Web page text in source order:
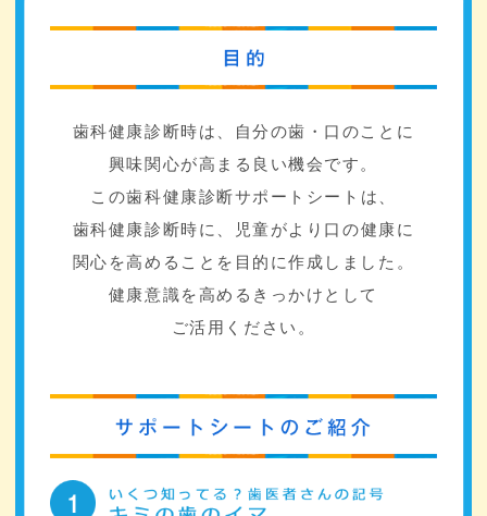
歯科健康診断時は、自分の歯・口のことに
興味関心が高まる良い機会です。
この歯科健康診断サポートシートは、
歯科健康診断時に、
児童がより口の健康に
関心を高めることを目的に作成しました。
健康意識を高めるきっかけとして
ご活用ください。